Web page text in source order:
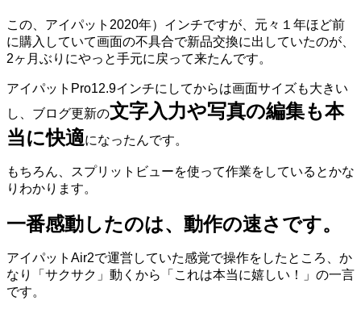
この、アイパット2020年）インチですが、元々１年ほど前
に購入していて画面の不具合で新品交換に出していたのが、
2ヶ月ぶりにやっと手元に戻って来たんです。
アイパット Pro12.9インチにしてからは画面サイズも大きい
し、ブログ更新の文字入力や写真の編集も本
当に快適になったんです。
もちろん、スプリットビューを使って作業をしているとかな
りわかります。
一番感動したのは、動作の速さです。
アイパットAir2で運営していた感覚で操作をしたところ、か
なり「サクサク」動くから「これは本当に嬉しい！」の一言
です。